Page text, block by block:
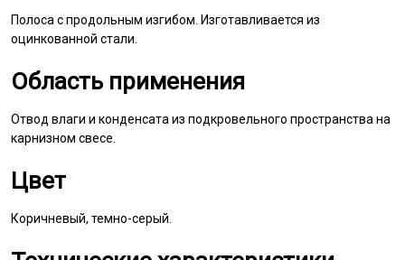
Полоса с продольным изгибом. Изготавливается из
оцинкованной стали.
Область применения
Отвод влаги и конденсата из подкровельного пространства на
карнизном свесе.
Цвет
Коричневый, темно-серый.